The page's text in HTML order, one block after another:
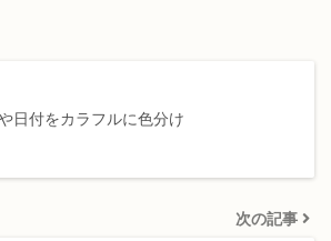
日付をカラフルに色分け
次の記事